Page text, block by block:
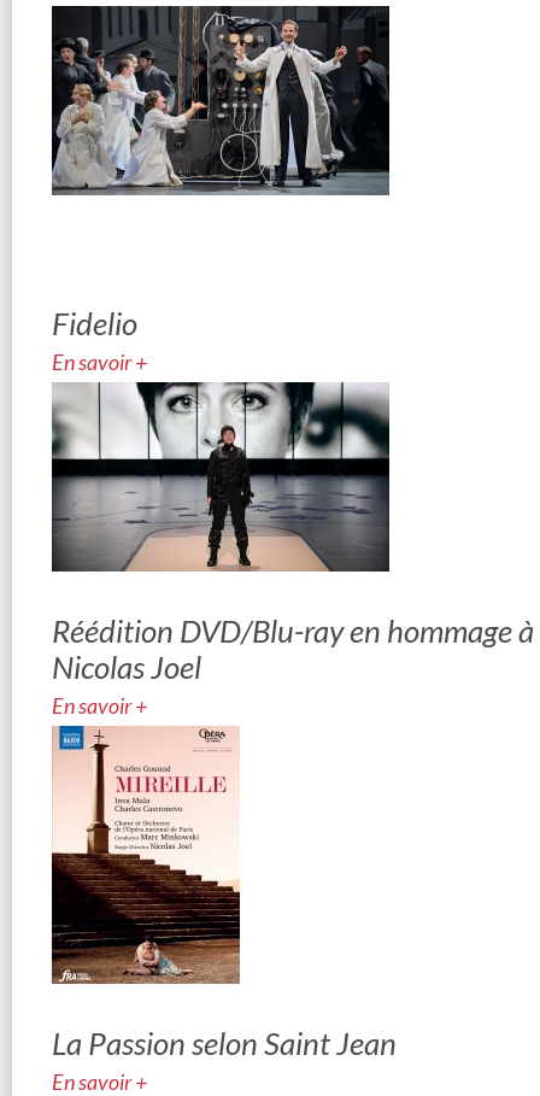
Fidelio
En savoir +
Réédition DVD/Blu-ray en hommage à
Nicolas Joel
En savoir +
La Passion selon Saint Jean
En savoir +